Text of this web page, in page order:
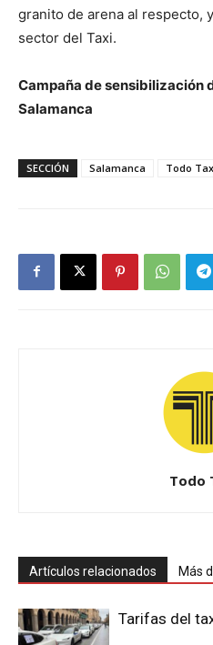
granito de arena al respecto,
sector del Taxi.
Campaña de sensibilización
Salamanca
SECCIÓN Salamanca Todo
Todo
Artículos relacionados Más
Tarifas del